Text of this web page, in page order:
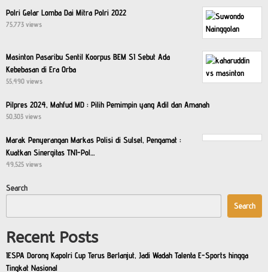
Polri Gelar Lomba Dai Mitra Polri 2022
75,773 views
Masinton Pasaribu Sentil Koorpus BEM SI Sebut Ada
Kebebasan di Era Orba
55,490 views
Pilpres 2024, Mahfud MD : Pilih Pemimpin yang Adil dan Amanah
50,303 views
Marak Penyerangan Markas Polisi di Sulsel, Pengamat :
Kuatkan Sinergitas TNI-Pol…
49,525 views
Search
Search
Recent Posts
IESPA Dorong Kapolri Cup Terus Berlanjut, Jadi Wadah Talenta E-Sports hingga
Tingkat Nasional